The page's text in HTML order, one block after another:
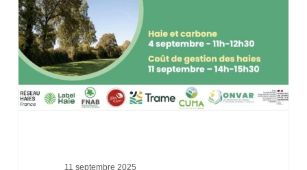
Inter-
Onvar
« Coût
gestion
construction11 septembre 2025